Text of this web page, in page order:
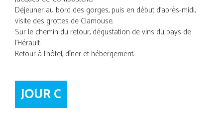
Déjeuner au bord des gorges, puis en début d'après-midi,
visite des grottes de Clamouse.
Sur le chemin du retour, dégustation de vins du pays de
l'Hérault.
Retour à l'hôtel, dîner et hébergement.
JOUR C